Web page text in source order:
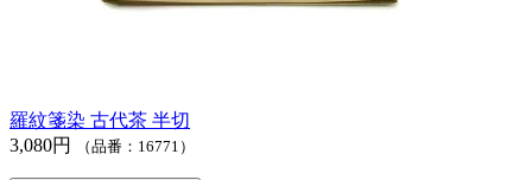
羅紋箋染 古代茶 半切
3,080円
（品番：16771）